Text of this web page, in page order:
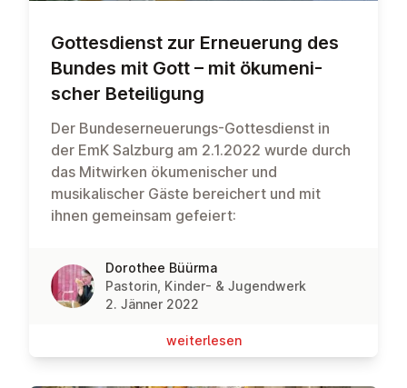
Got­tes­dienst zur Er­neue­rung des
Bundes mit Gott – mit öku­me­ni­
scher Be­tei­li­gung
Der Bundeserneuerungs-Gottesdienst in
der EmK Salzburg am 2.1.2022 wurde durch
das Mitwirken ökumenischer und
musikalischer Gäste bereichert und mit
ihnen gemeinsam gefeiert:
Dorothee Büürma
Pastorin, Kinder- & Jugendwerk
2. Jänner 2022
wei­ter­le­sen